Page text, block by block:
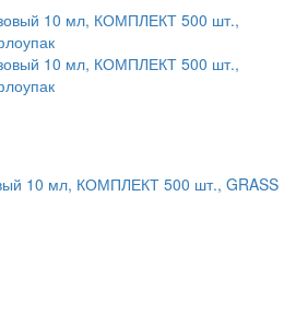
10 мл, КОМПЛЕКТ 500 шт., GRASS